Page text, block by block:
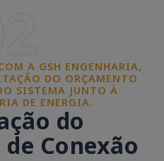
A GSH ENGENHARIA,
DO ORÇAMENTO
SISTEMA JUNTO À
DE ENERGIA.
do
Conexão